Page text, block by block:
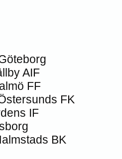
AIF
FF
FK
IF
BK